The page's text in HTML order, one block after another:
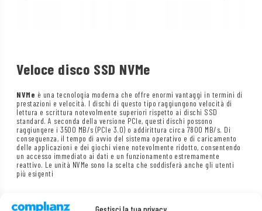
Veloce disco SSD NVMe
NVMe è una tecnologia moderna che offre enormi vantaggi in termini di
prestazioni e velocità. I dischi di questo tipo raggiungono velocità di
lettura e scrittura notevolmente superiori rispetto ai dischi SSD
standard. A seconda della versione PCIe, questi dischi possono
raggiungere i 3500 MB/s (PCIe 3.0) o addirittura circa 7800 MB/s. Di
conseguenza, il tempo di avvio del sistema operativo e di caricamento
delle applicazioni e dei giochi viene notevolmente ridotto, consentendo
un accesso immediato ai dati e un funzionamento estremamente
reattivo. Le unità NVMe sono la scelta che soddisferà anche gli utenti
più esigenti